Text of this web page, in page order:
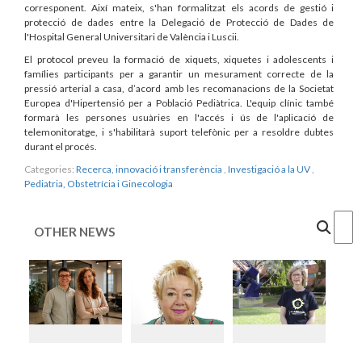
corresponent. Així mateix, s'han formalitzat els acords de gestió i
protecció de dades entre la Delegació de Protecció de Dades de
l'Hospital General Universitari de València i Luscii.
El protocol preveu la formació de xiquets, xiquetes i adolescents i
famílies participants per a garantir un mesurament correcte de la
pressió arterial a casa, d’acord amb les recomanacions de la Societat
Europea d'Hipertensió per a Població Pediàtrica. L'equip clínic també
formarà les persones usuàries en l'accés i ús de l'aplicació de
telemonitoratge, i s'habilitarà suport telefònic per a resoldre dubtes
durant el procés.
Categories: Recerca, innovació i transferència Investigació a la UV
Pediatria, Obstetrícia i Ginecologia
OTHER NEWS